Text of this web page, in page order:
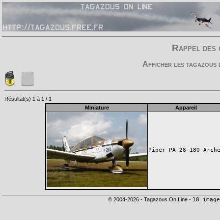
Rappel
Afficher les tagazous
Résultat(s) 1 à 1 / 1
Miniature
Appareil
Piper PA-28-180
© 2004-2026 - Tagazous On Line - 18